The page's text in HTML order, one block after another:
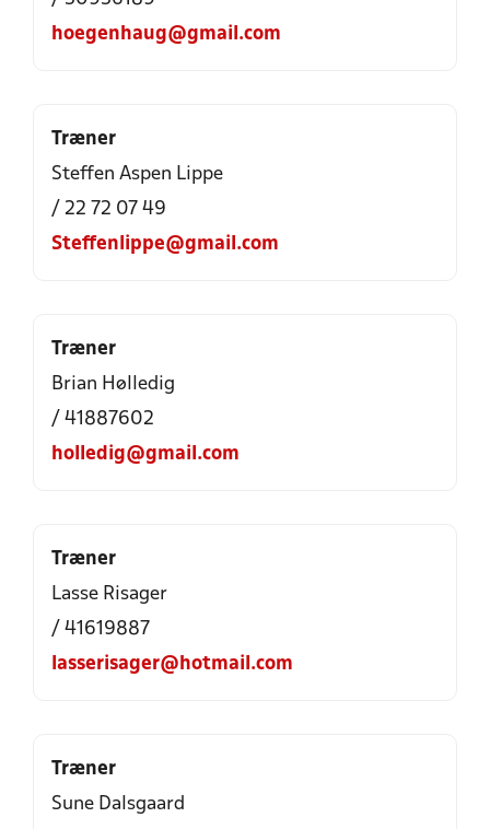
hoegenhaug@gmail.com
Træner
Steffen Aspen Lippe
/ 22 72 07 49
Steffenlippe@gmail.com
Træner
Brian Hølledig
/ 41887602
holledig@gmail.com
Træner
Lasse Risager
/ 41619887
lasserisager@hotmail.com
Træner
Sune Dalsgaard